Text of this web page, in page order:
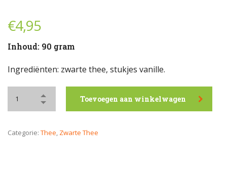
€4,95
Inhoud: 90 gram
Ingrediënten: zwarte thee, stukjes vanille.
Toevoegen aan winkelwagen
Categorie: Thee, Zwarte Thee